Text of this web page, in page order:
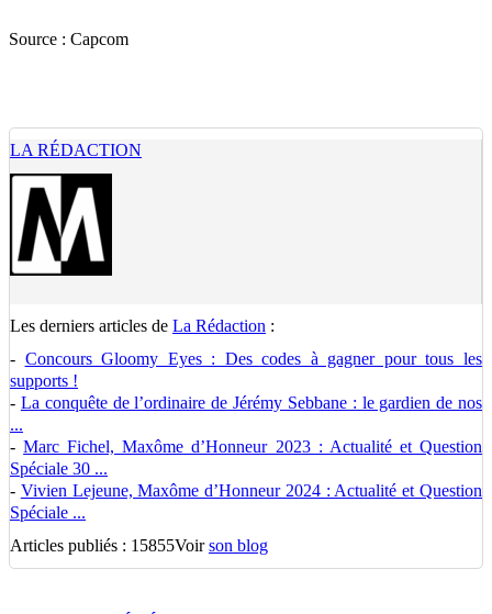
Source : Capcom
LA RÉDACTION
Les derniers articles de La Rédaction :
- Concours Gloomy Eyes : Des codes à gagner pour tous les
supports !
- La conquête de l’ordinaire de Jérémy Sebbane : le gardien de nos
...
-Marc Fichel, Maxôme d’Honneur 2023 : Actualité et Question
Spéciale 30 ...
- Vivien Lejeune, Maxôme d’Honneur 2024 : Actualité et Question
Spéciale ...
Articles publiés : 15855Voirson blog